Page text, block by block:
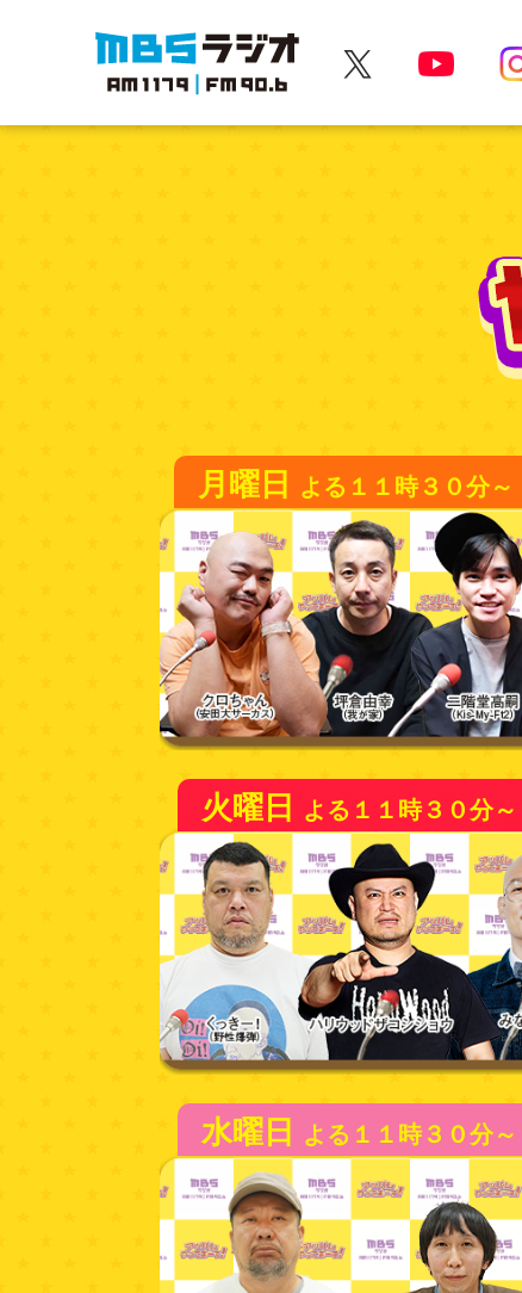
MBSラジオ 1179|FM90.6
月曜日 よる１１時３０分～
火曜日 よる１１時３０分～
水曜日 よる１１時３０分～